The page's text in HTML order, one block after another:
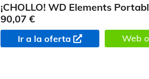
¡CHOLLO! WD Elements
90,07 €
Ir a la oferta Web